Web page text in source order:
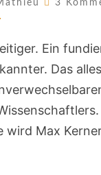
3
Ein
Das
wird Max